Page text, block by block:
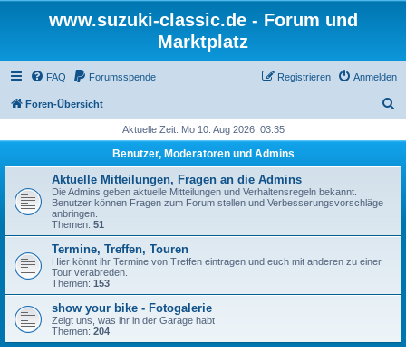
www.suzuki-classic.de - Forum und
Marktplatz
FAQ Forumsspende Anmelden
Registrieren
Foren-Übersicht
h
Aktuelle Zeit: Mo 10. Aug 2026, 03:35
Benutzer, Moderatoren und Admins
Aktuelle Mitteilungen, Fragen an die Admins
Die Admins geben aktuelle Mitteilungen und Verhaltensregeln bekannt.
Benutzer können Fragen zum Forum stellen und Verbesserungsvorschläge
anbringen.
Themen: 51
Termine, Treffen, Touren
Hier könnt ihr Termine von Treffen eintragen und euch mit anderen zu einer
Tour verabreden.
Themen: 153
show your bike - Fotogalerie
Zeigt uns, was ihr in der Garage habt
Themen: 204